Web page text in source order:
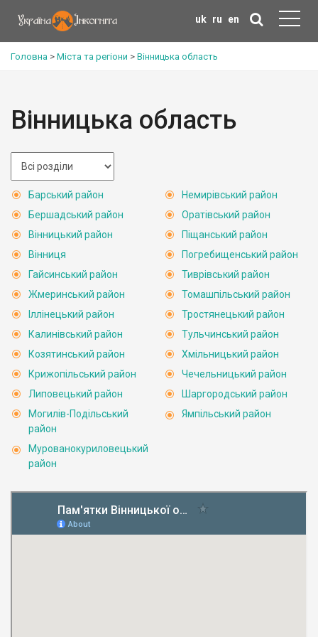
uk ru en
Головна > Міста та регіони > Вінницька область
Вінницька область
Барський район
Бершадський район
Вінницький район
Вінниця
Гайсинський район
Жмеринський район
Іллінецький район
Калинівський район
Козятинський район
Крижопільський район
Липовецький район
Могилів-Подільський
район
Мурованокуриловецький
район
Немирівський район
Оратівський район
Піщанський район
Погребищенський район
Тиврівський район
Томашпільський район
Тростянецький район
Тульчинський район
Хмільницький район
Чечельницький район
Шаргородський район
Ямпільський район